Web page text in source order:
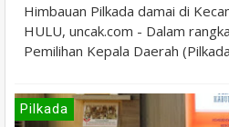
Himbauan Pilkada damai di
HULU, uncak.com - Dalam
Pemilihan Kepala Daerah
Pilkada